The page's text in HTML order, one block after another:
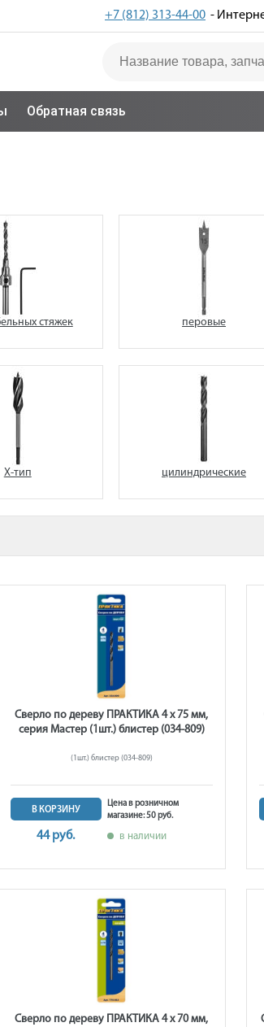
+7 (812) 313-44-00 -
Обратная связь
стяжек перовые
Х-тип цилиндрические
Сверло по дереву ПРАКТИКА 4 х 75 мм,
серия Мастер (1шт.) блистер (034-809)
(1шт.) блистер (034-809)
В КОРЗИНУ
44 руб.
Цена в розничном
магазине: 50 руб.
в наличии
Сверло по дереву ПРАКТИКА 4 х 70 мм,